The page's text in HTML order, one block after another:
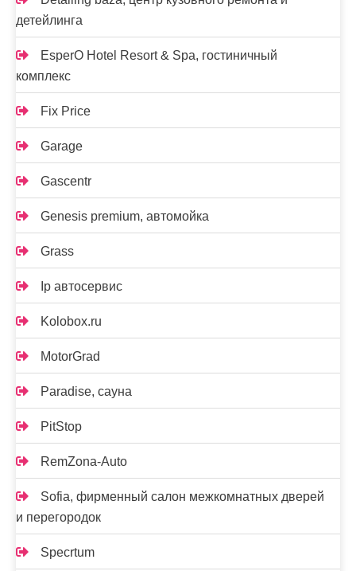
детейлинга
EsperO Hotel Resort & Spa, гостиничный
комплекс
Fix Price
Garage
Gascentr
Genesis premium, автомойка
Grass
Ip автосервис
Kolobox.ru
MotorGrad
Paradise, сауна
PitStop
RemZona-Auto
Sofia, фирменный салон межкомнатных дверей
и перегородок
Specrtum